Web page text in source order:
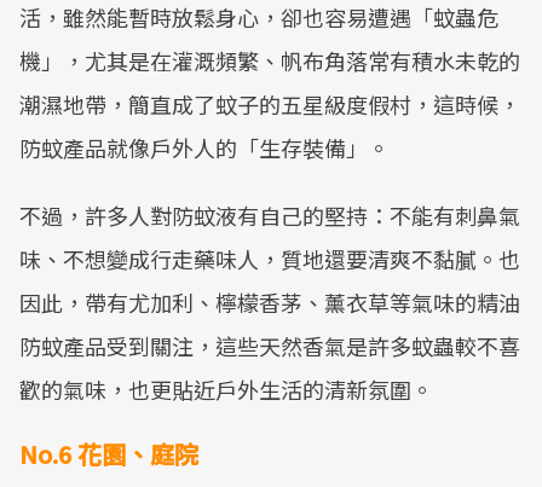
活，雖然能暫時放鬆身心，卻也容易遭遇「蚊蟲危
機」，尤其是在灌溉頻繁、帆布角落常有積水未乾的
潮濕地帶，簡直成了蚊子的五星級度假村，這時候，
防蚊產品就像戶外人的「生存裝備」。
不過，許多人對防蚊液有自己的堅持：不能有刺鼻氣
味、不想變成行走藥味人，質地還要清爽不黏膩。也
因此，帶有尤加利、檸檬香茅、薰衣草等氣味的精油
防蚊產品受到關注，這些天然香氣是許多蚊蟲較不喜
歡的氣味，也更貼近戶外生活的清新氛圍。
No.6 花園、庭院